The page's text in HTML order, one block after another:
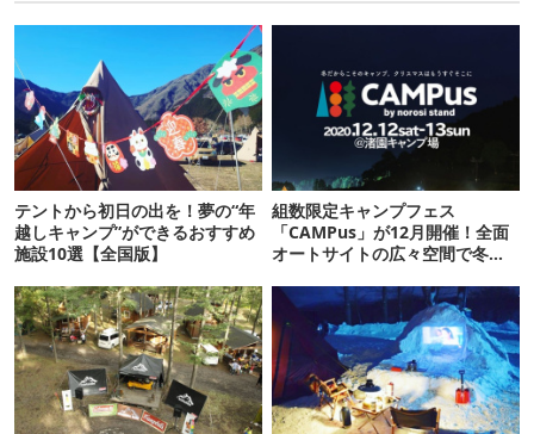
テントから初日の出を！夢の“年
越しキャンプ”ができるおすすめ
施設10選【全国版】
組数限定キャンプフェス
「CAMPus」が12月開催！全面
オートサイトの広々空間で冬フ